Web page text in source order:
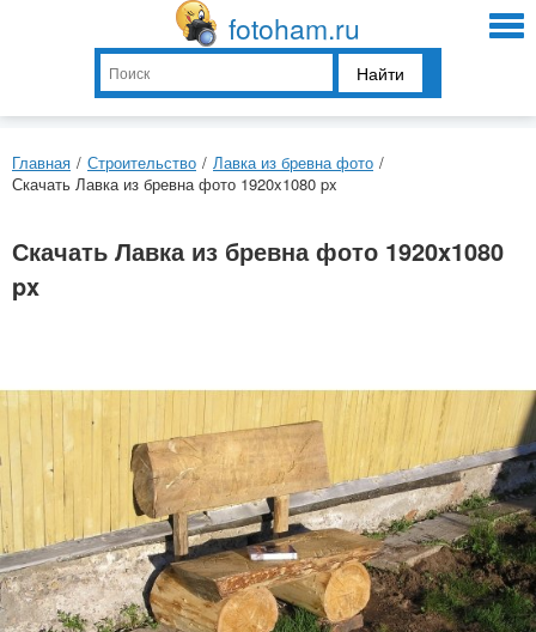
fotoham.ru
Найти
Главная / Строительство / Лавка из бревна фото /
Скачать Лавка из бревна фото 1920x1080 px
Скачать Лавка из бревна фото 1920x1080
px